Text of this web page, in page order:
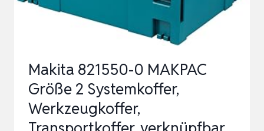
UND
BASTELZ…
Makita 821550-0 MAKPAC
Größe 2 Systemkoffer,
Werkzeugkoffer,